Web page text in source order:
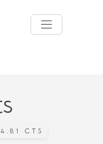
CTS